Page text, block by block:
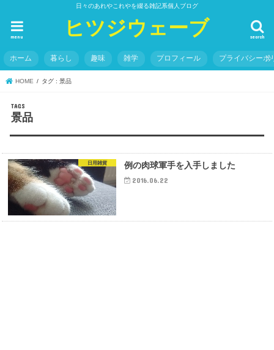
日々のあれやこれやを綴る雑記系個人ブログ
ヒツジウェーブ search
menu
ホーム 暮らし 趣味 雑学 プロフィール プライバシーポ
HOME タグ : 景品
景品
日用雑貨 例の肉球軍手を入手しました
2016.06.22